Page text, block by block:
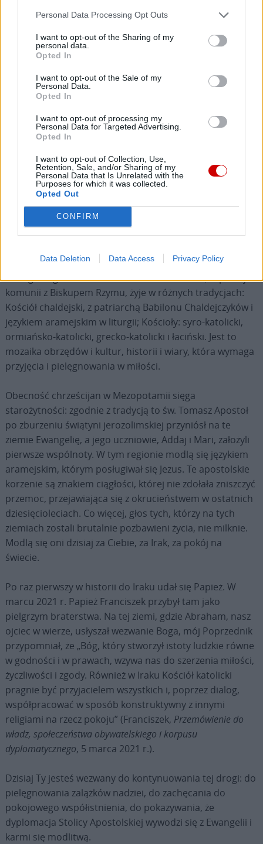
Personal Data Processing Opt Outs
I want to opt-out of the Sharing of my
personal data.
Opted In
I want to opt-out of the Sale of my
Personal Data.
Opted In
I want to opt-out of processing my
Personal Data for Targeted Advertising.
Opted In
I want to opt-out of Collection, Use,
Retention, Sale, and/or Sharing of my
Personal Data that Is Unrelated with the
Purposes for which it was collected.
Opted Out
CONFIRM
Data Deletion Data Access Privacy Policy
dobrej walki wiary, nie przeciwko innym, ale przeciwko
polegając na wierności, która jest Twoją cechą
charakterystyczną: wierności tego, kto nie szuka siebie,
ale służy z profesjonalizmem, szacunkiem, kompetencją,
która oświeca, a nie popisuje się.
Św. Paweł VI w Liście apostolskimSollicitudo omnium
Ecclesiarumprzypomina, że Przedstawiciel Papieski jest
znakiem troski Następcy Piotra o wszystkie Kościoły. Jest
on wysyłany, aby wzmacniać więzi wspólnoty, promować
dialog z władzami cywilnymi, strzec wolności Kościoła i
wspierać dobro narodów. Nuncjusz Apostolski nie jest
zwykłym dyplomatą: jest twarzą Kościoła – towarzyszy,
pociesza, buduje mosty. Jego zadaniem nie jest obrona
partykularnych interesów, ale służba wspólnocie.
W Iraku, kraju Twojej misji, ta posługa nabiera
szczególnego znaczenia. Tam Kościół katolicki, w pełnej
komunii z Biskupem Rzymu, żyje w różnych tradycjach:
Kościół chaldejski, z patriarchą Babilonu Chaldejczyków i
językiem aramejskim w liturgii; Kościoły: syro-katolicki,
ormiańsko-katolicki, grecko-katolicki i łaciński. Jest to
mozaika obrzędów i kultur, historii i wiary, która wymaga
przyjęcia i pielęgnowania w miłości.
Obecność chrześcijan w Mezopotamii sięga
starożytności: zgodnie z tradycją to św. Tomasz Apostoł
po zburzeniu świątyni jerozolimskiej przyniósł na te
ziemie Ewangelię, a jego uczniowie, Addaj i Mari, założyli
pierwsze wspólnoty. W tym regionie modlą się językiem
aramejskim, którym posługiwał się Jezus. Te apostolskie
korzenie są znakiem ciągłości, której nie zdołała zniszczyć
przemoc, przejawiająca się z okrucieństwem w ostatnich
dziesięcioleciach. Co więcej, głos tych, którzy na tych
ziemiach zostali brutalnie pozbawieni życia, nie milknie.
Modlą się oni dzisiaj za Ciebie, za Irak, za pokój na
świecie.
Po raz pierwszy w historii do Iraku udał się Papież. W
marcu 2021 r. Papież Franciszek przybył tam jako
pielgrzym braterstwa. Na tej ziemi, gdzie Abraham, nasz
ojciec w wierze, usłyszał wezwanie Boga, mój Poprzednik
przypomniał, że „Bóg, który stworzył istoty ludzkie równe
w godności i w prawach, wzywa nas do szerzenia miłości,
życzliwości i zgody. Również w Iraku Kościół katolicki
pragnie być przyjacielem wszystkich i, poprzez dialog,
współpracować w sposób konstruktywny z innymi
religiami na rzecz pokoju” (Franciszek, Przemówienie do
władz, społeczeństwa obywatelskiego i korpusu
dyplomatycznego, 5 marca 2021 r.).
Dzisiaj Ty jesteś wezwany do kontynuowania tej drogi: do
pielęgnowania zalążków nadziei, do zachęcania do
pokojowego współistnienia, do pokazywania, że
dyplomacja Stolicy Apostolskiej wywodzi się z Ewangelii i
karmi się modlitwą.